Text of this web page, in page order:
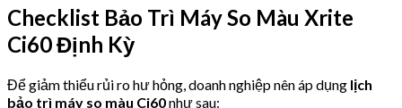
Checklist Bảo Trì Máy So Màu Xrite
Ci60 Định Kỳ
Để giảm thiểu rủi ro hư hỏng, doanh nghiệp nên áp dụng lịch
bảo trì máy so màu Ci60như sau: